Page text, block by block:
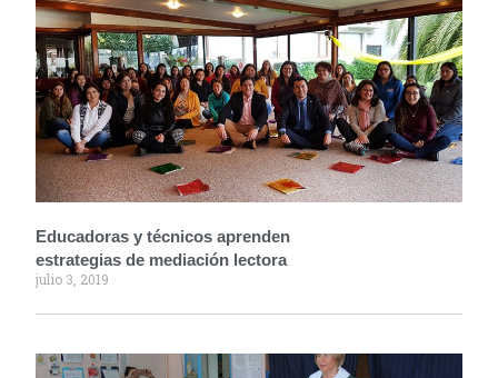
Educadoras y técnicos aprenden
estrategias de mediación lectora
julio 3, 2019